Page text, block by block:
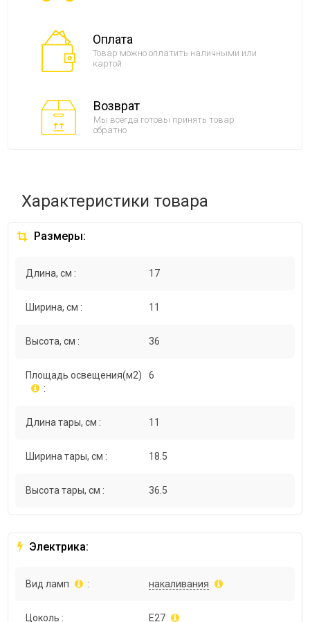
Оплата
Товар можно оплатить наличными или
картой
Возврат
Мы всегда готовы принять товар
обратно
Характеристики товара
Размеры:
Длина, см : 17
Ширина, см : 11
Высота, см : 36
Площадь освещения(м2)
:
6
Длина тары, см : 11
Ширина тары, см : 18.5
Высота тары, см : 36.5
Электрика:
Вид ламп : накаливания
Цоколь : E27